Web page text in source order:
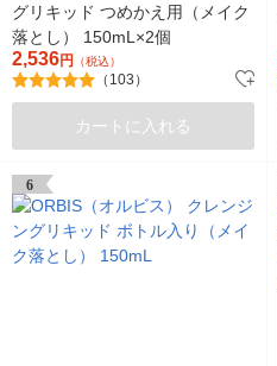
グリキッド つめかえ用（メイク
落とし） 150mL×2個
2,536円 （税込）
（103）
カートに入れる
6